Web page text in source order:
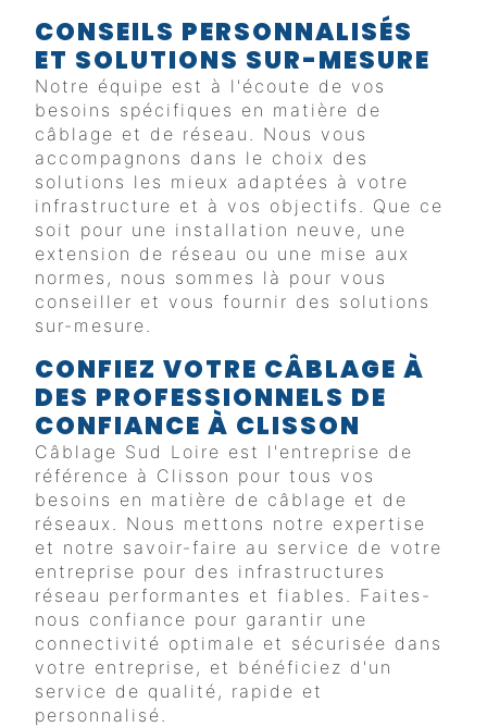
CONSEILS PERSONNALISÉS
ET SOLUTIONS SUR-MESURE
Notre équipe est à l'écoute de vos
besoins spécifiques en matière de
câblage et de réseau. Nous vous
accompagnons dans le choix des
solutions les mieux adaptées à votre
infrastructure et à vos objectifs. Que ce
soit pour une installation neuve, une
extension de réseau ou une mise aux
normes, nous sommes là pour vous
conseiller et vous fournir des solutions
sur-mesure.
CONFIEZ VOTRE CÂBLAGE À
DES PROFESSIONNELS DE
CONFIANCE À CLISSON
Câblage Sud Loire est l'entreprise de
référence à Clisson pour tous vos
besoins en matière de câblage et de
réseaux. Nous mettons notre expertise
et notre savoir-faire au service de votre
entreprise pour des infrastructures
réseau performantes et fiables. Faites-
nous confiance pour garantir une
connectivité optimale et sécurisée dans
votre entreprise, et bénéficiez d'un
service de qualité, rapide et
personnalisé.